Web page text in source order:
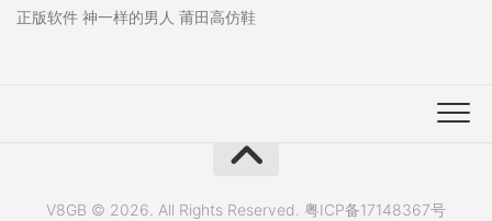
正版软件 神一样的男人 莆田高仿鞋
V8GB © 2026. All Rights Reserved. 粤ICP备17148367号